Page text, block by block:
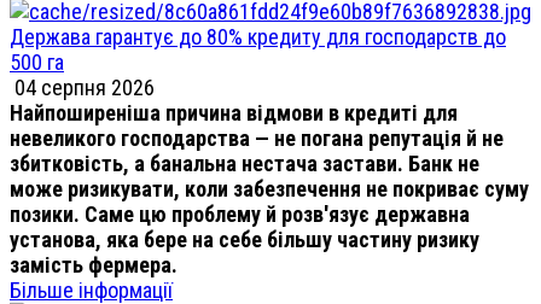
Держава гарантує до 80% кредиту для господарств до
500 га
04 серпня 2026
Найпоширеніша причина відмови в кредиті для
невеликого господарства — не погана репутація й не
збитковість, а банальна нестача застави. Банк не
може ризикувати, коли забезпечення не покриває суму
позики. Саме цю проблему й розв'язує державна
установа, яка бере на себе більшу частину ризику
замість фермера.
Більше інформації